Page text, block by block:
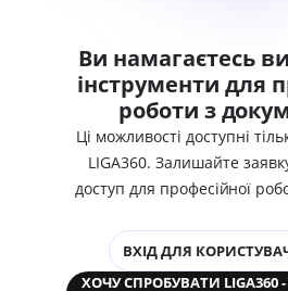
Ви намагаєтесь
інструменти для
роботи з
Ці можливості доступні
LIGA360. Залишайте
доступ для професійної
ВХІД ДЛЯ
ХОЧУ СПРОБУВАТИ